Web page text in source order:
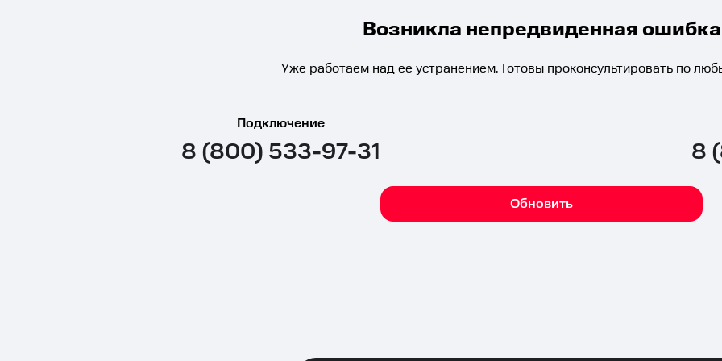
Возникла непредвиденная ошибка
Уже работаем над ее устранением. Готовы проконсультировать по
Подключение
8 (800) 533-97-31 8
Обновить